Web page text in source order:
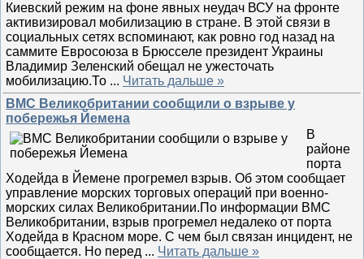
Киевский режим на фоне явных неудач ВСУ на фронте
активизировал мобилизацию в стране. В этой связи в
социальных сетях вспоминают, как ровно год назад на
саммите Евросоюза в Брюсселе президент Украины
Владимир Зеленский обещал не ужесточать
мобилизацию.То ... Читать дальше »
ВМС Великобритании сообщили о взрыве у
побережья Йемена
В
районе
порта
Ходейда в Йемене прогремел взрыв. Об этом сообщает
управление морских торговых операций при военно-
морских силах Великобритании.По информации ВМС
Великобритании, взрыв прогремел недалеко от порта
Ходейда в Красном море. С чем был связан инцидент, не
сообщается. Но перед ... Читать дальше »